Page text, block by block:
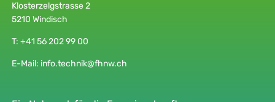
Klosterzelgstrasse 2
5210 Windisch
T: +41 56 202 99 00
E-Mail: info.technik@fhnw.ch